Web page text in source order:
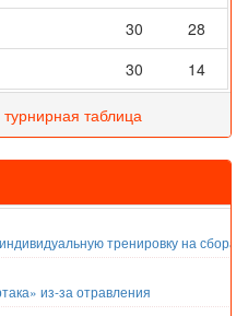
30
28
30 14
таблица
тренировку на
из-за отравления